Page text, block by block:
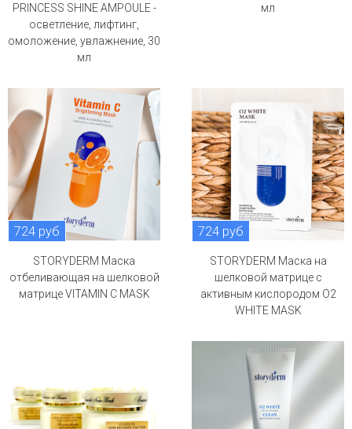
PRINCESS SHINE AMPOULE -
осветление, лифтинг,
омоложение, увлажнение, 30
мл
мл
724 руб
STORYDERM Маска
отбеливающая на шелковой
матрице VITAMIN C MASK
724 руб
STORYDERM Маска на
шелковой матрице с
активным кислородом O2
WHITE MASK